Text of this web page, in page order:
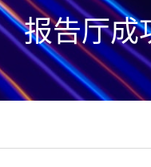
AI智慧会议平板
视频会议配件
AI智慧会议平板
报告厅成